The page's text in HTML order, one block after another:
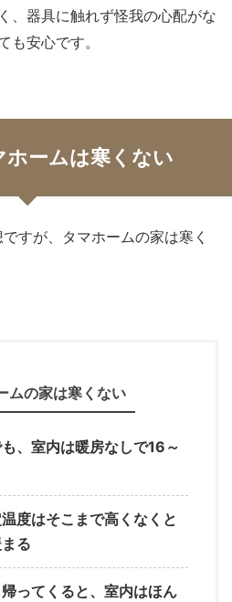
、器具に触れず怪我の心配がな
も安心です。
ホームは寒くない
すが、タマホームの家は寒く
ムの家は寒くない
、室内は暖房なしで16～
度はそこまで高くなくと
る
ってくると、室内はほん